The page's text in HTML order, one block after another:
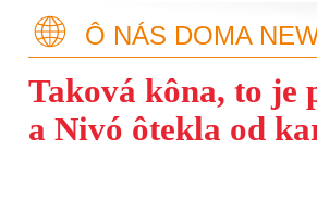
Ô NÁS DOMA
Taková kôna, to je
a Nivó ôtekla od